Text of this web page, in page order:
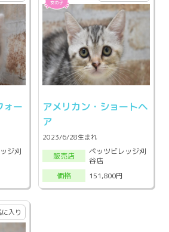
ォー
ジ刈
アメリカン・ショートヘ
ア
2023/6/28生まれ
販売店
ペッツビレッジ刈
谷店
価格
151,800円
に入り